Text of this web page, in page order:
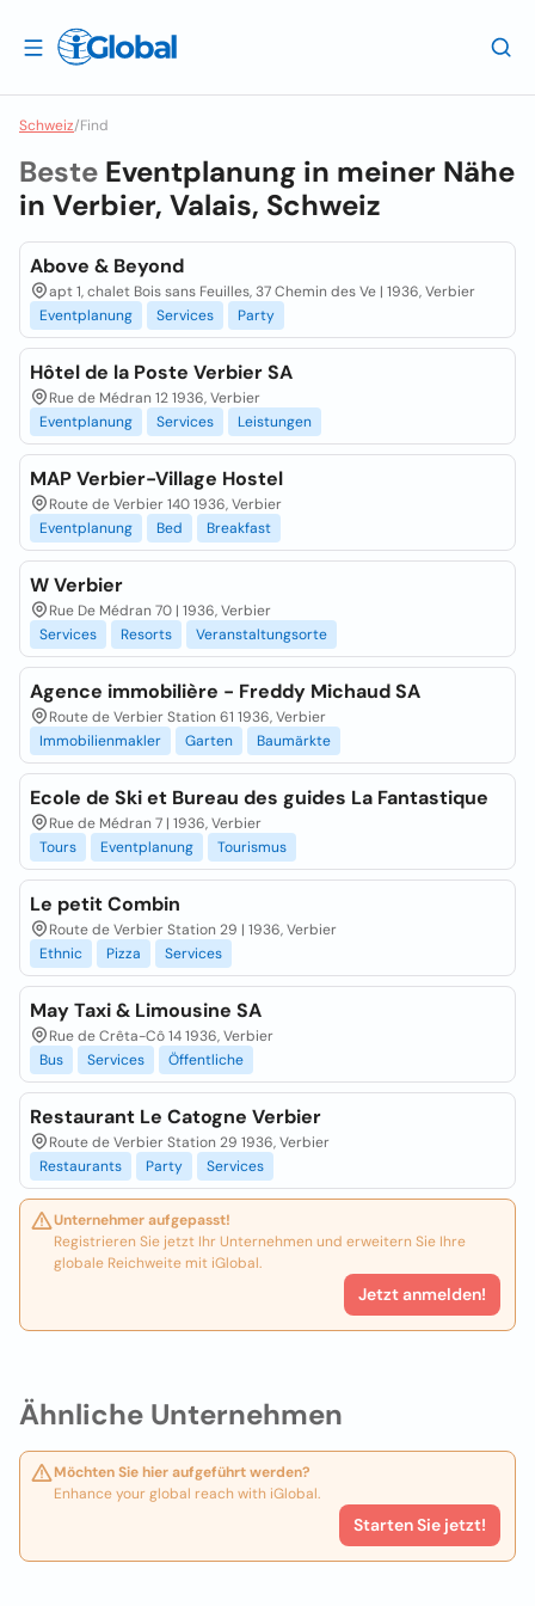
Schweiz/Find
Ähnliche Unternehmen
Möchten Sie hier aufgeführt werden?
Enhance your global reach with iGlobal.
Starten Sie jetzt!
Beste Eventplanung in meiner Nähe
in Verbier, Valais, Schweiz
Above & Beyond
apt 1, chalet Bois sans Feuilles, 37 Chemin des Ve | 1936, Verbier
Eventplanung
Services Party
Hôtel de la Poste Verbier SA
Rue de Médran 12 1936, Verbier
Eventplanung
Services Leistungen
MAP Verbier-Village Hostel
Route de Verbier 140 1936, Verbier
Eventplanung
Bed Breakfast
W Verbier
Rue De Médran 70 | 1936, Verbier
Services
Resorts Veranstaltungsorte
Agence immobilière - Freddy Michaud SA
Route de Verbier Station 61 1936, Verbier
Immobilienmakler
Garten Baumärkte
Ecole de Ski et Bureau des guides La Fantastique
Rue de Médran 7 | 1936, Verbier
Tours
Eventplanung Tourismus
Le petit Combin
Route de Verbier Station 29 | 1936, Verbier
Ethnic
Pizza Services
May Taxi & Limousine SA
Rue de Crêta-Cô 14 1936, Verbier
Bus
Services Öffentliche
Restaurant Le Catogne Verbier
Route de Verbier Station 29 1936, Verbier
Restaurants
Party Services
Unternehmer aufgepasst!
Registrieren Sie jetzt Ihr Unternehmen und erweitern Sie Ihre
globale Reichweite mit iGlobal.
Jetzt anmelden!